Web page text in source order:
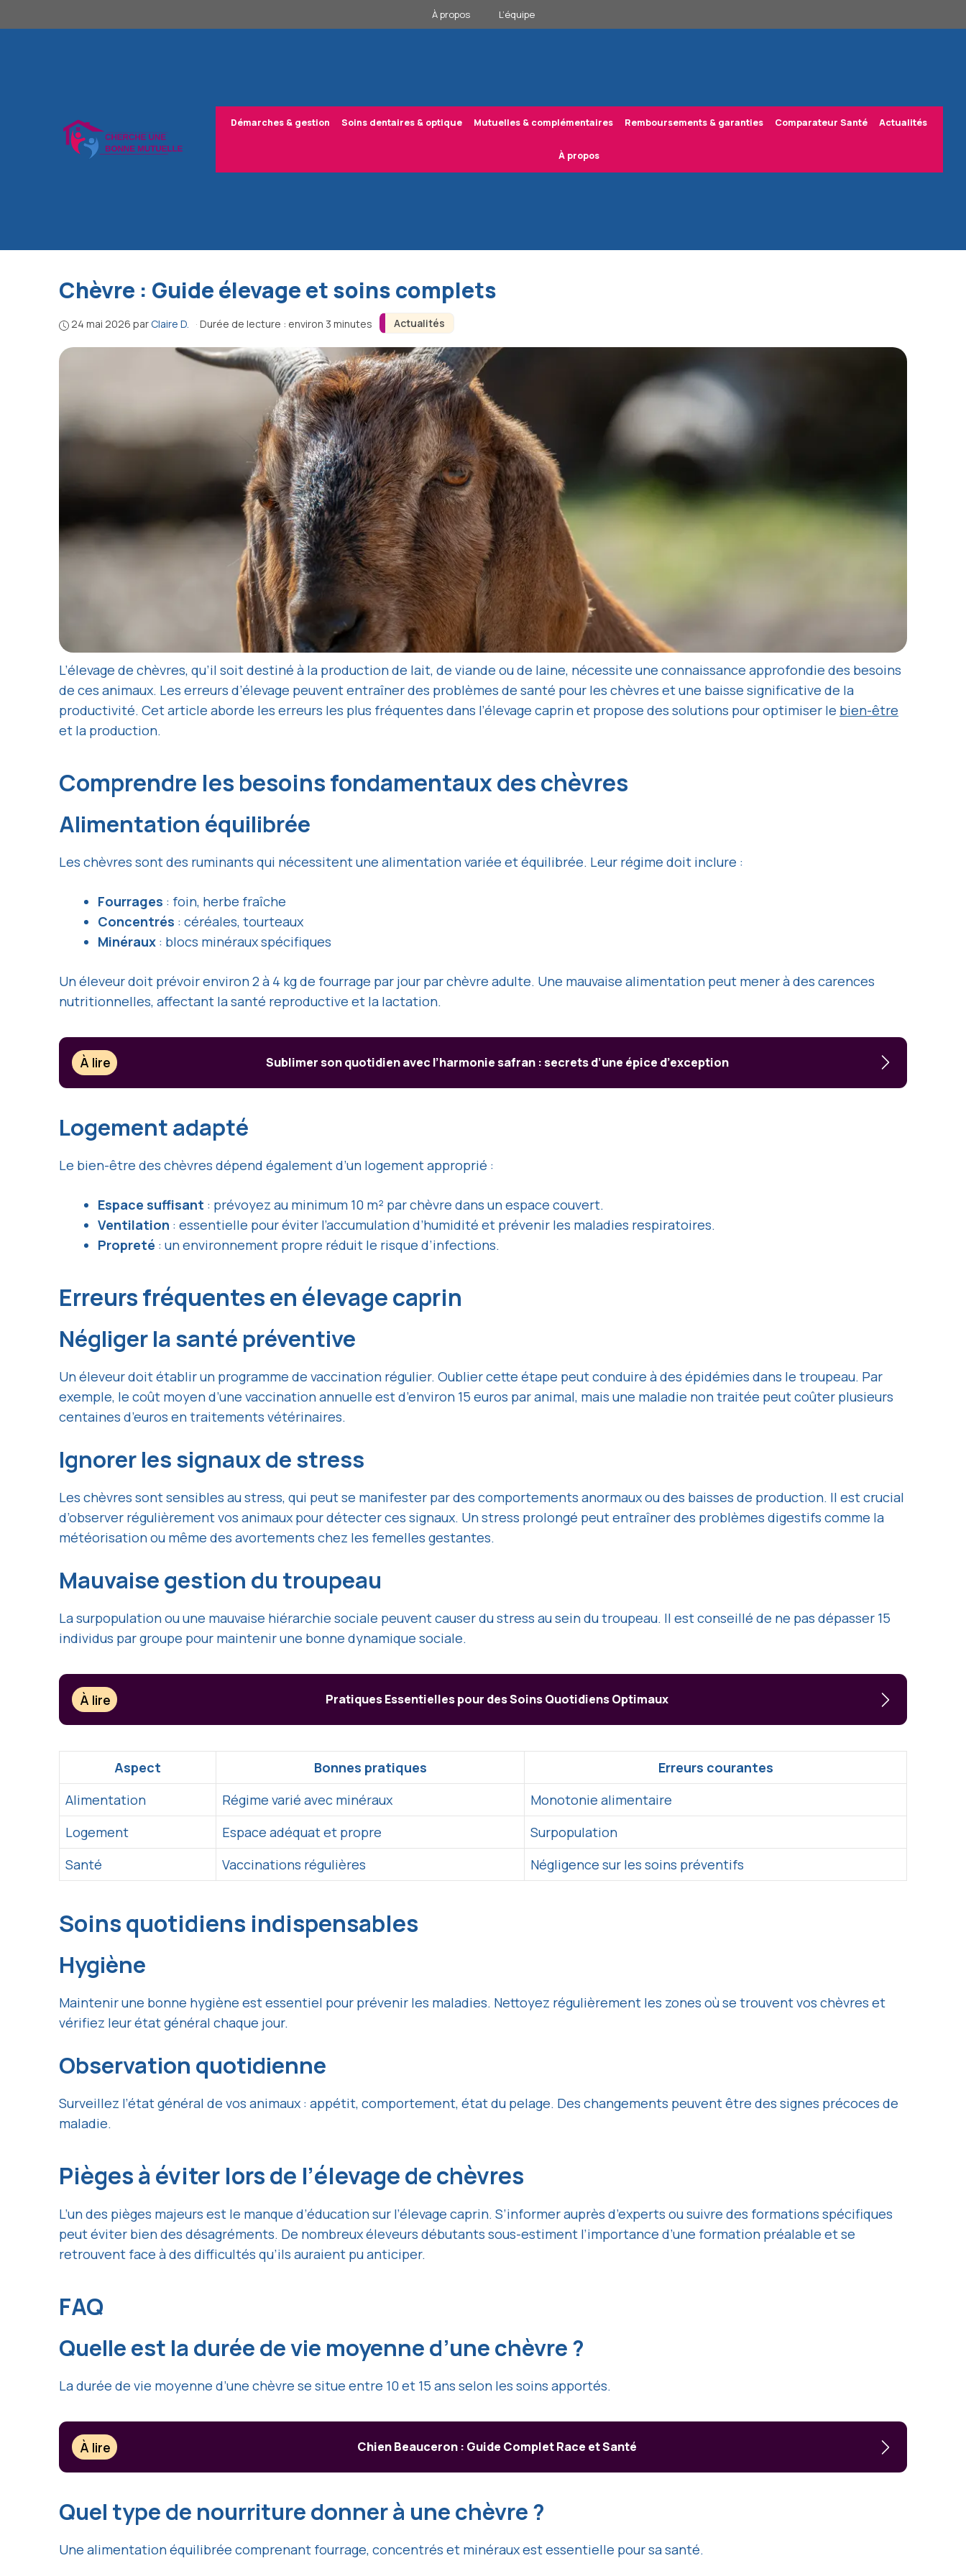
au
À propos L’équipe
Démarches & gestion Soins dentaires & optique Mutuelles & complémentaires Remboursements & garanties Comparateur Santé Actualités
À propos
Actualités
Chèvre : Guide élevage et soins complets
24 mai 2026 par Claire D. · Durée de lecture : environ 3 minutes
L’élevage de chèvres, qu’il soit destiné à la production de lait, de viande ou de laine, nécessite une connaissance approfondie des besoins
de ces animaux. Les erreurs d’élevage peuvent entraîner des problèmes de santé pour les chèvres et une baisse significative de la
productivité. Cet article aborde les erreurs les plus fréquentes dans l’élevage caprin et propose des solutions pour optimiser le bien-être
et la production.
Comprendre les besoins fondamentaux des chèvres
Alimentation équilibrée
Les chèvres sont des ruminants qui nécessitent une alimentation variée et équilibrée. Leur régime doit inclure :
Fourrages : foin, herbe fraîche
Concentrés : céréales, tourteaux
Minéraux : blocs minéraux spécifiques
Un éleveur doit prévoir environ 2 à 4 kg de fourrage par jour par chèvre adulte. Une mauvaise alimentation peut mener à des carences
nutritionnelles, affectant la santé reproductive et la lactation.
À lire Sublimer son quotidien avec l’harmonie safran : secrets d’une épice d’exception
Logement adapté
Le bien-être des chèvres dépend également d’un logement approprié :
Espace suffisant : prévoyez au minimum 10 m² par chèvre dans un espace couvert.
Ventilation : essentielle pour éviter l’accumulation d’humidité et prévenir les maladies respiratoires.
Propreté : un environnement propre réduit le risque d’infections.
Erreurs fréquentes en élevage caprin
Négliger la santé préventive
Un éleveur doit établir un programme de vaccination régulier. Oublier cette étape peut conduire à des épidémies dans le troupeau. Par
exemple, le coût moyen d’une vaccination annuelle est d’environ 15 euros par animal, mais une maladie non traitée peut coûter plusieurs
centaines d’euros en traitements vétérinaires.
Ignorer les signaux de stress
Les chèvres sont sensibles au stress, qui peut se manifester par des comportements anormaux ou des baisses de production. Il est crucial
d’observer régulièrement vos animaux pour détecter ces signaux. Un stress prolongé peut entraîner des problèmes digestifs comme la
météorisation ou même des avortements chez les femelles gestantes.
Mauvaise gestion du troupeau
La surpopulation ou une mauvaise hiérarchie sociale peuvent causer du stress au sein du troupeau. Il est conseillé de ne pas dépasser 15
individus par groupe pour maintenir une bonne dynamique sociale.
À lire Pratiques Essentielles pour des Soins Quotidiens Optimaux
Aspect Bonnes pratiques
Erreurs courantes
Alimentation
Régime varié avec minéraux
Monotonie alimentaire
Logement
Espace adéquat et propre
Surpopulation
Santé
Vaccinations régulières Négligence sur les soins préventifs
Soins quotidiens indispensables
Hygiène
Maintenir une bonne hygiène est essentiel pour prévenir les maladies. Nettoyez régulièrement les zones où se trouvent vos chèvres et
vérifiez leur état général chaque jour.
Observation quotidienne
Surveillez l’état général de vos animaux : appétit, comportement, état du pelage. Des changements peuvent être des signes précoces de
maladie.
Pièges à éviter lors de l’élevage de chèvres
L’un des pièges majeurs est le manque d’éducation sur l’élevage caprin. S’informer auprès d’experts ou suivre des formations spécifiques
peut éviter bien des désagréments. De nombreux éleveurs débutants sous-estiment l’importance d’une formation préalable et se
retrouvent face à des difficultés qu’ils auraient pu anticiper.
FAQ
Quelle est la durée de vie moyenne d’une chèvre ?
La durée de vie moyenne d’une chèvre se situe entre 10 et 15 ans selon les soins apportés.
À lire Chien Beauceron : Guide Complet Race et Santé
Quel type de nourriture donner à une chèvre ?
Une alimentation équilibrée comprenant fourrage, concentrés et minéraux est essentielle pour sa santé.